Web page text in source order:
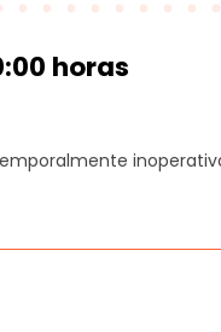
al Emprendimiento
sistema CIRCE
horas